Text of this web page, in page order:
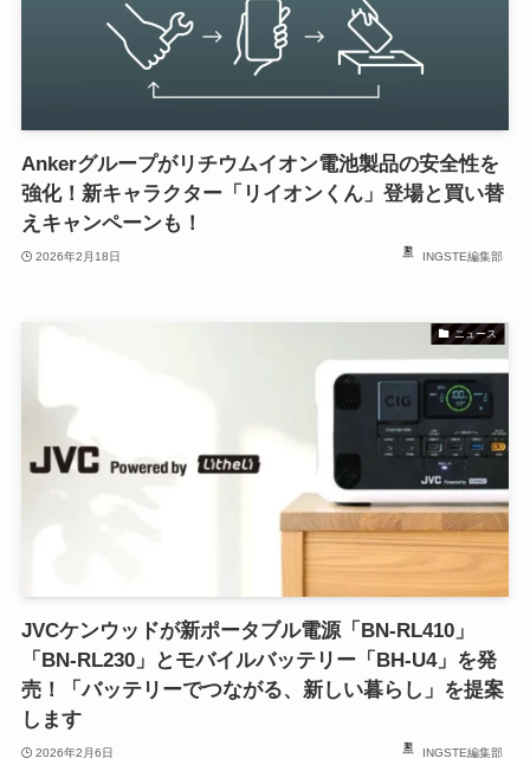
Ankerグループがリチウムイオン電池製品の安全性を
強化！新キャラクター「リイオンくん」登場と買い替
えキャンペーンも！
2026年2月18日 INGSTE編集部
ニュース
JVCケンウッドが新ポータブル電源「BN-RL410」
「BN-RL230」とモバイルバッテリー「BH-U4」を発
売！「バッテリーでつながる、新しい暮らし」を提案
します
2026年2月6日 INGSTE編集部